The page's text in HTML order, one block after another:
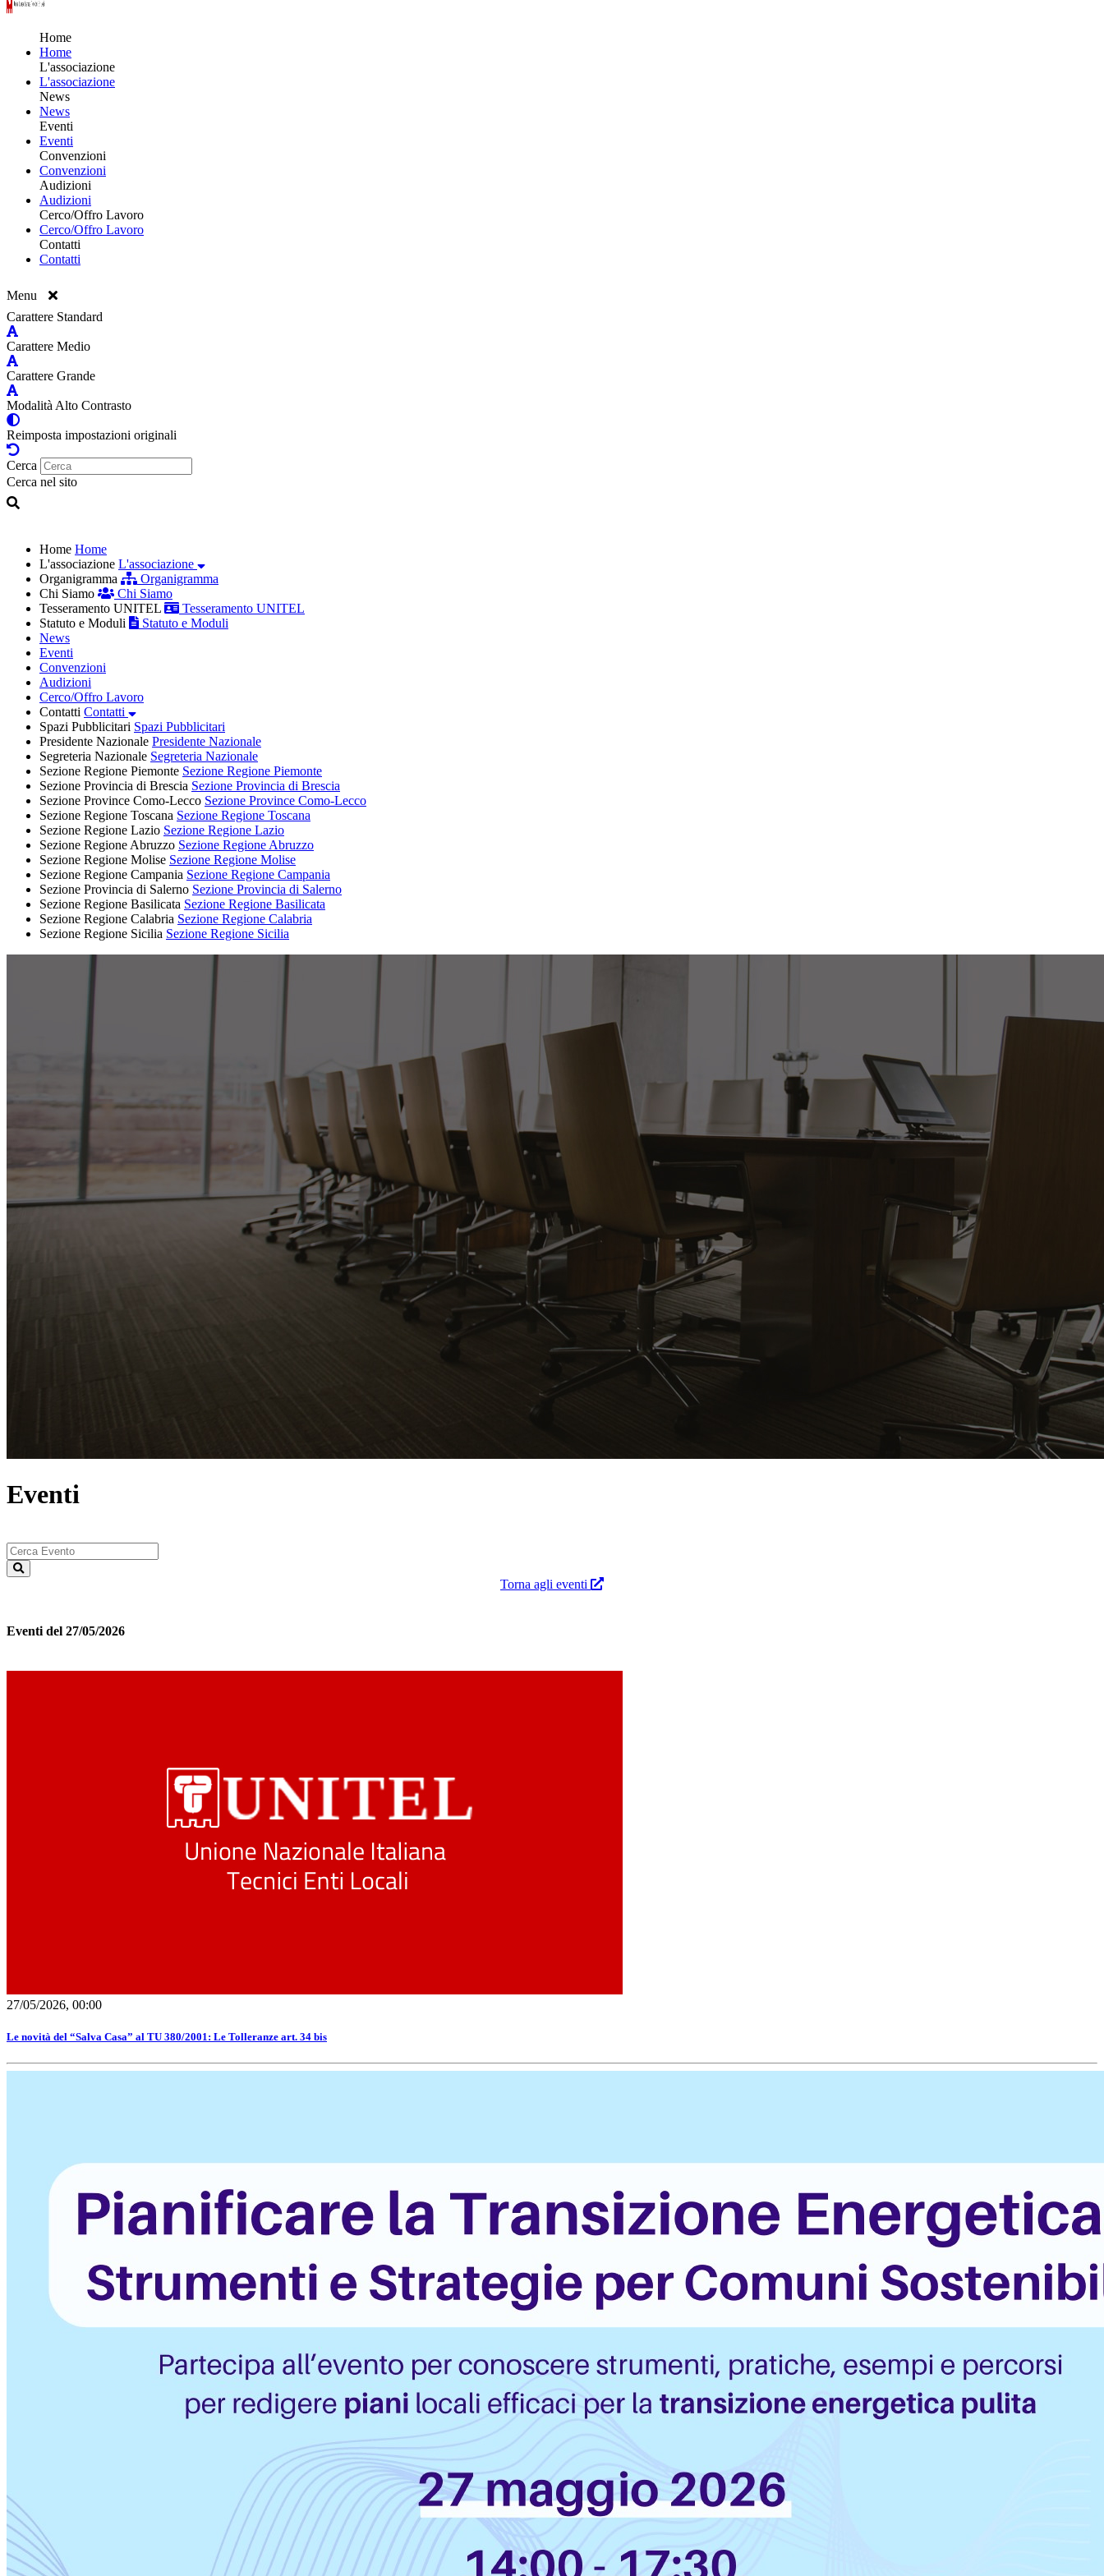
Home
Home
L'associazione
L'associazione
News
News
Eventi
Eventi
Convenzioni
Convenzioni
Audizioni
Audizioni
Cerco/Offro Lavoro
Cerco/Offro Lavoro
Contatti
Contatti
Menu
Carattere Standard
Carattere Medio
Carattere Grande
Modalità Alto Contrasto
Reimposta impostazioni originali
Cerca
Cerca nel sito
Home Home
L'associazione L'associazione
Organigramma
Organigramma
Chi Siamo
Chi Siamo
Tesseramento UNITEL
Tesseramento UNITEL
Statuto e Moduli
Statuto e Moduli
News
Eventi
Convenzioni
Audizioni
Cerco/Offro Lavoro
Contatti Contatti
Spazi Pubblicitari Spazi Pubblicitari
Presidente Nazionale Presidente Nazionale
Segreteria Nazionale Segreteria Nazionale
Sezione Regione Piemonte Sezione Regione Piemonte
Sezione Provincia di Brescia Sezione Provincia di Brescia
Sezione Province Como-Lecco Sezione Province Como-Lecco
Sezione Regione Toscana Sezione Regione Toscana
Sezione Regione Lazio Sezione Regione Lazio
Sezione Regione Abruzzo Sezione Regione Abruzzo
Sezione Regione Molise Sezione Regione Molise
Sezione Regione Campania Sezione Regione Campania
Sezione Provincia di Salerno Sezione Provincia di Salerno
Sezione Regione Basilicata Sezione Regione Basilicata
Sezione Regione Calabria Sezione Regione Calabria
Sezione Regione Sicilia Sezione Regione Sicilia
Eventi
Torna agli eventi
Eventi del 27/05/2026
27/05/2026, 00:00
Le novità del “Salva Casa” al TU 380/2001: Le Tolleranze art. 34 bis